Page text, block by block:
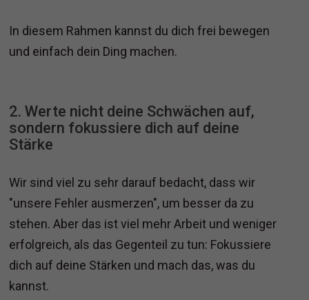
In diesem Rahmen kannst du dich frei bewegen
und einfach dein Ding machen.
2. Werte nicht deine Schwächen auf,
sondern fokussiere dich auf deine
Stärke
Wir sind viel zu sehr darauf bedacht, dass wir
"unsere Fehler ausmerzen", um besser da zu
stehen. Aber das ist viel mehr Arbeit und weniger
erfolgreich, als das Gegenteil zu tun: Fokussiere
dich auf deine Stärken und mach das, was du
kannst.